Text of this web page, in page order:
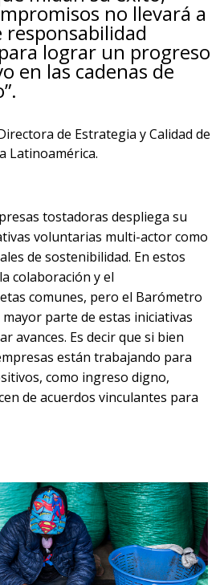
no llevará a
responsabilidad
lograr un progreso
en las cadenas de
de Estrategia y Calidad de
Latinoamérica.
tostadoras despliega su
voluntarias multi-actor como
de sostenibilidad. En estos
colaboración y el
comunes, pero el Barómetro
parte de estas iniciativas
avances. Es decir que si bien
están trabajando para
como ingreso digno,
de acuerdos vinculantes para